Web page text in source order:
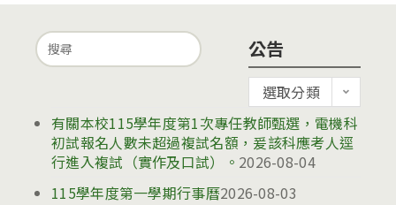
Search
for:
公告
告
選取分類
有關本校115學年度第1次專任教師甄選，電機科
初試報名人數未超過複試名額，爰該科應考人逕
行進入複試（實作及口試）。 2026-08-04
115學年度第一學期行事曆2026-08-03